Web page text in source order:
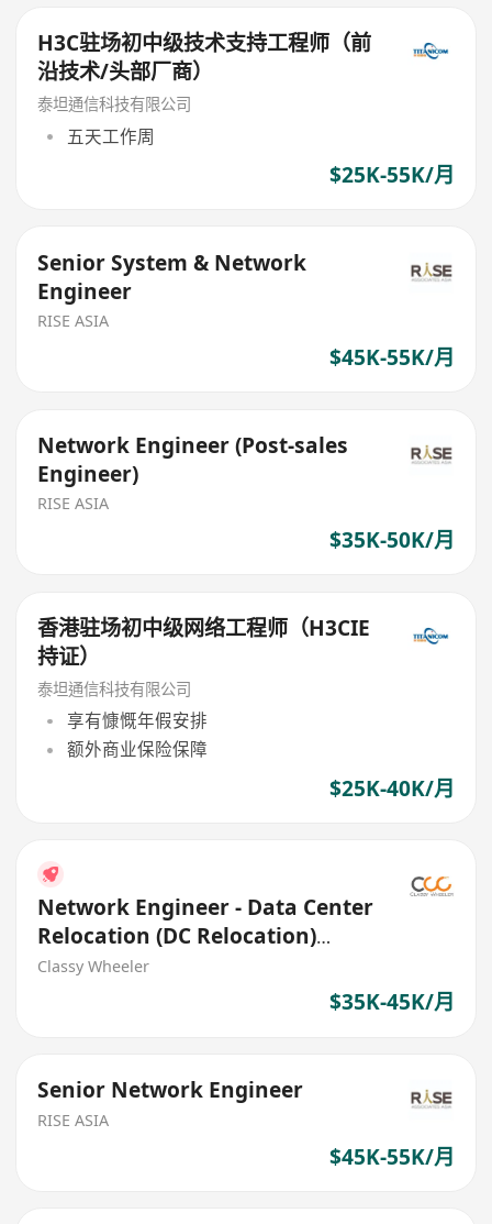
H3C驻场初中级技术支持工程师（前
沿技术/头部厂商）
泰坦通信科技有限公司
五天工作周
$25K-55K/月
Senior System & Network
Engineer
RISE ASIA
$45K-55K/月
Network Engineer (Post-sales
Engineer)
RISE ASIA
$35K-50K/月
香港驻场初中级网络工程师（H3CIE
持证）
泰坦通信科技有限公司
享有慷慨年假安排
额外商业保险保障
$25K-40K/月
Network Engineer - Data Center
Relocation (DC Relocation)
(CCNP/CCIE)
Classy Wheeler
$35K-45K/月
Senior Network Engineer
RISE ASIA
$45K-55K/月